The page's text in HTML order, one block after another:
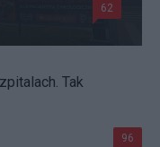
62
Tak
96